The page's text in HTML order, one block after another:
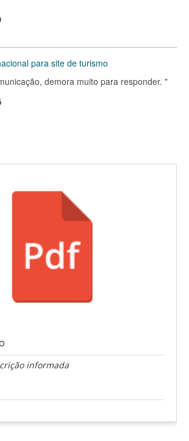
para site de turismo
demora muito para responder. "
informada